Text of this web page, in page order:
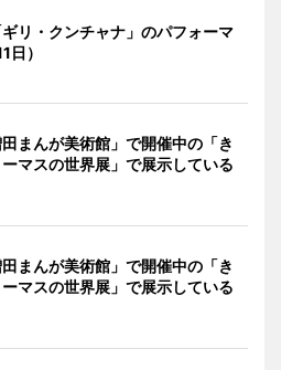
リ・クンチャナ」のパフォーマ
日）
田まんが美術館」で開催中の「き
マスの世界展」で展示している
田まんが美術館」で開催中の「き
マスの世界展」で展示している